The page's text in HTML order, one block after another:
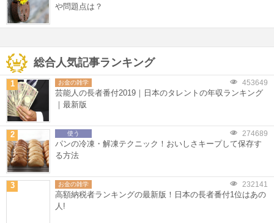
や問題点は？
総合人気記事ランキング
1 お金の雑学 453649
芸能人の長者番付2019｜日本のタレントの年収ランキング
｜最新版
2 使う 274689
パンの冷凍・解凍テクニック！おいしさキープして保存す
る方法
3 お金の雑学 232141
高額納税者ランキングの最新版！日本の長者番付1位はあの
人!